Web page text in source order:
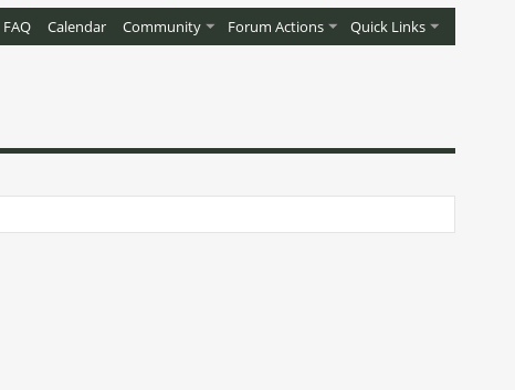
FAQ Calendar Community Forum Actions Quick Links